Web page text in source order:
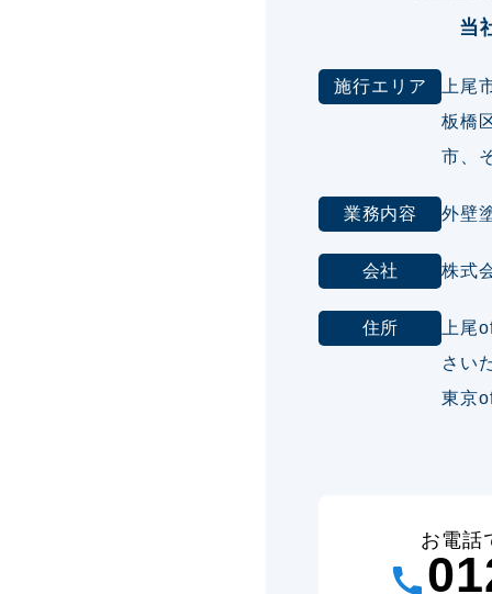
当
施行エリア
上尾
板橋
市、
業務内容 外壁
会社 株式
住所
上尾
さい
東京
お電話